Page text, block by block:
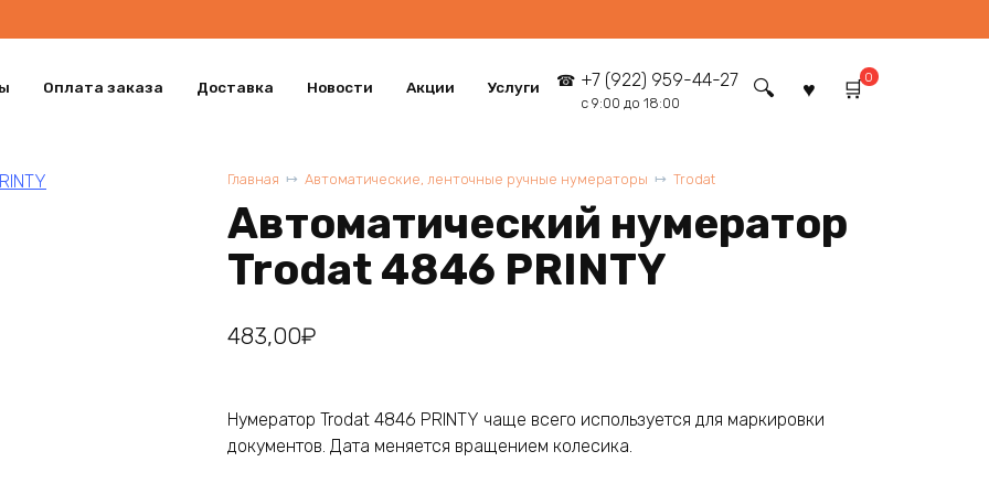
Оплата заказа Доставка Новости Акции Услуги +7 (922) 959-44-27
с 9:00 до 18:00
0
Главная Автоматические, ленточные ручные нумераторы Trodat
Автоматический нумератор
Trodat 4846 PRINTY
483,00₽
Нумератор Trodat 4846 PRINTY чаще всего используется для маркировки
документов. Дата меняется вращением колесика.